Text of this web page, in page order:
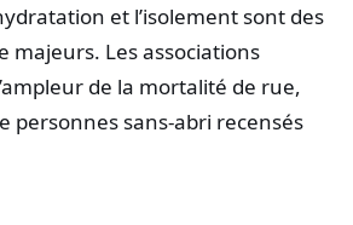
et l’isolement sont des
majeurs. Les associations
de la mortalité de rue,
personnes sans-abri recensés